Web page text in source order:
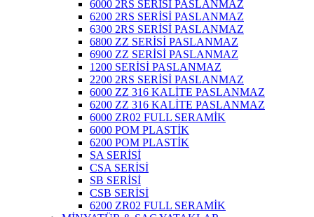
6000 2RS SERİSİ PASLANMAZ
6200 2RS SERİSİ PASLANMAZ
6300 2RS SERİSİ PASLANMAZ
6800 ZZ SERİSİ PASLANMAZ
6900 ZZ SERİSİ PASLANMAZ
1200 SERİSİ PASLANMAZ
2200 2RS SERİSİ PASLANMAZ
6000 ZZ 316 KALİTE PASLANMAZ
6200 ZZ 316 KALİTE PASLANMAZ
6000 ZR02 FULL SERAMİK
6000 POM PLASTİK
6200 POM PLASTİK
SA SERİSİ
CSA SERİSİ
SB SERİSİ
CSB SERİSİ
6200 ZR02 FULL SERAMİK